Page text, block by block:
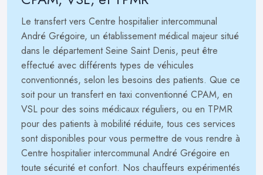
Le transfert vers Centre hospitalier intercommunal
André Grégoire, un établissement médical majeur situé
dans le département Seine Saint Denis, peut être
effectué avec différents types de véhicules
conventionnés, selon les besoins des patients. Que ce
soit pour un transfert en taxi conventionné CPAM, en
VSL pour des soins médicaux réguliers, ou en TPMR
pour des patients à mobilité réduite, tous ces services
sont disponibles pour vous permettre de vous rendre à
Centre hospitalier intercommunal André Grégoire en
toute sécurité et confort. Nos chauffeurs expérimentés